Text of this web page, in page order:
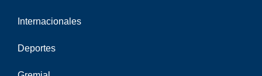
Internacionales
Deportes